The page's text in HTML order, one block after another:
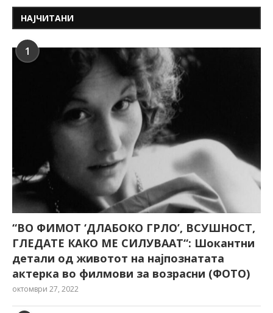
НАЈЧИТАНИ
1
“ВО ФИМОТ ‘ДЛАБОКО ГРЛО’, ВСУШНОСТ,
ГЛЕДАТЕ КАКО МЕ СИЛУВААТ“: Шокантни
детали од животот на најпознатата
актерка во филмови за возрасни (ФОТО)
октомври 27, 2022